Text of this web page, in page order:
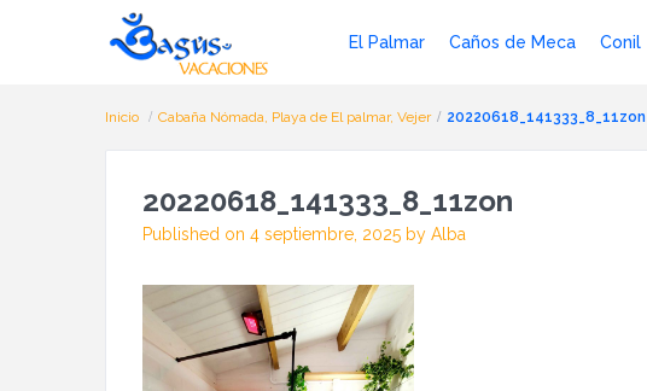
El Palmar Caños de Meca Conil
Inicio Cabaña Nómada, Playa de El palmar, Vejer 20220618_141333_8_11zon
20220618_141333_8_11zon
Published on 4 septiembre, 2025 by Alba